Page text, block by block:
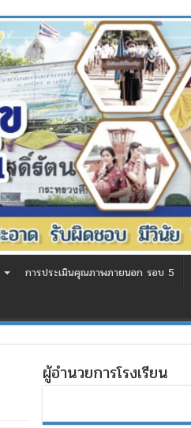
การประเมินคุณภาพภายนอก รอบ 5
ผู้อำนวยการโรงเรียน